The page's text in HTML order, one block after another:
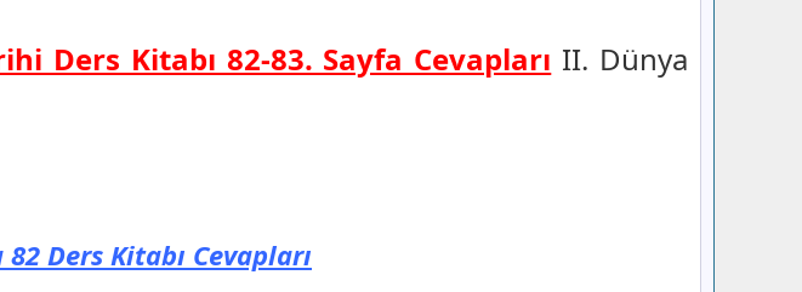
Ders Kitabı 82-83. Sayfa Cevapları II. Dünya
Ders Kitabı Cevapları